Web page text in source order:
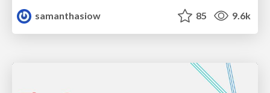
samanthasiow
85 9.6k